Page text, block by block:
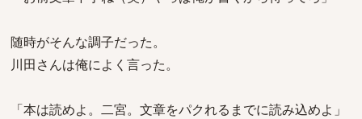
随時がそんな調子だった。
川田さんは俺によく言った。
「本は読めよ。二宮。文章をパクれるまでに読み込めよ」